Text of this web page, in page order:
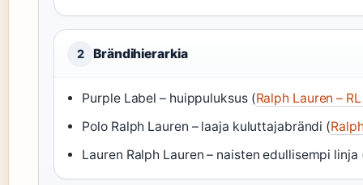
2 Brändihierarkia
Purple Label – huippuluksus (Ralph Lauren –
Polo Ralph Lauren – laaja kuluttajabrändi (
Lauren Ralph Lauren – naisten edullisempi linja